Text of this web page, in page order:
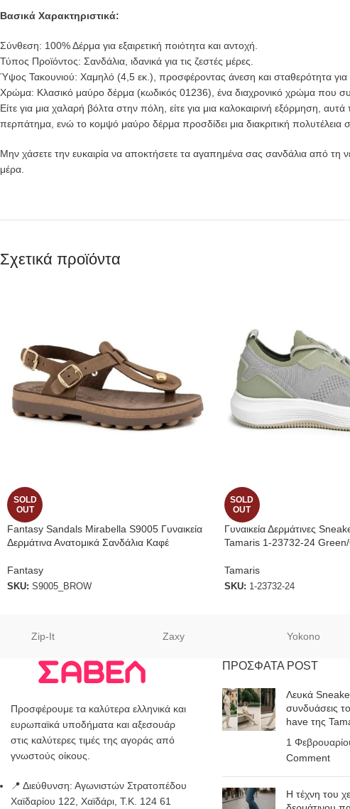
Βασικά Χαρακτηριστικά:
Σύνθεση: 100% Δέρμα για εξαιρετική ποιότητα και αντοχή.
Τύπος Προϊόντος: Σανδάλια, ιδανικά για τις ζεστές μέρες.
Ύψος Τακουνιού: Χαμηλό (4,5 εκ.), προσφέροντας άνεση και σταθερότητα για
Χρώμα: Κλασικό μαύρο δέρμα (κωδικός 01236), ένα διαχρονικό χρώμα που
Είτε για μια χαλαρή βόλτα στην πόλη, είτε για μια καλοκαιρινή εξόρμηση, αυτά
περπάτημα, ενώ το κομψό μαύρο δέρμα προσδίδει μια διακριτική πολυτέλεια
Μην χάσετε την ευκαιρία να αποκτήσετε τα αγαπημένα σας σανδάλια από τη
μέρα.
Σχετικά προϊόντα
SOLD
OUT
Fantasy Sandals Mirabella S9005 Γυναικεία
Δερμάτινα Ανατομικά Σανδάλια Καφέ
Fantasy
SKU: S9005_BROW
SOLD
OUT
Γυναικεία Δερμάτινες
Tamaris 1-23732-24
Tamaris
SKU: 1-23732-24
Zip-It Zaxy Yokono
Προσφέρουμε τα καλύτερα ελληνικά και
ευρωπαϊκά υποδήματα και αξεσουάρ
στις καλύτερες τιμές της αγοράς από
γνωστούς οίκους.
📍 Διεύθυνση: Αγωνιστών Στρατοπέδου
Χαϊδαρίου 122, Χαϊδάρι, Τ.Κ. 124 61
ΠΡΟΣΦΑΤΑ POST
Λευκά
συνδυάσεις
have της
1
Comment
Η τέχνη του